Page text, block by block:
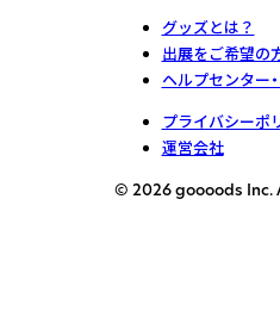
グッズとは？
出展をご希望の
ヘルプセンター
プライバシーポ
運営会社
© 2026 goooods Inc.